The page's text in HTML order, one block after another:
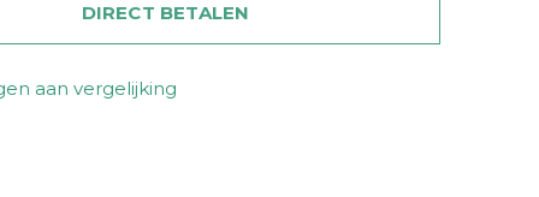
DIRECT BETALEN
aan vergelijking